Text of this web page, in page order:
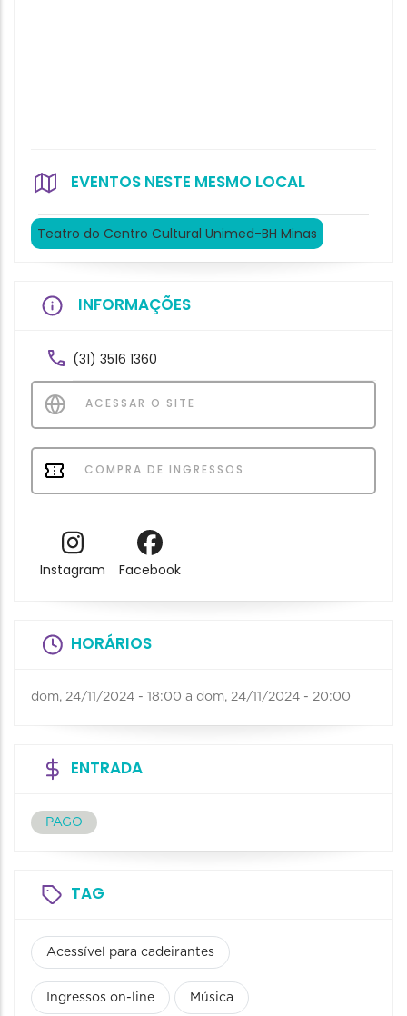
EVENTOS NESTE MESMO LOCAL
Teatro do Centro Cultural Unimed-BH Minas
INFORMAÇÕES
(31) 3516 1360
ACESSAR O SITE
COMPRA DE INGRESSOS
Instagram Facebook
HORÁRIOS
dom, 24/11/2024 - 18:00 a dom, 24/11/2024 - 20:00
ENTRADA
PAGO
TAG
Acessível para cadeirantes
Ingressos on-line Música